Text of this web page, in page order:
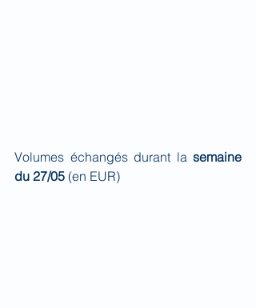
Volumes échangés durant la semaine
du 27/05 (en EUR)